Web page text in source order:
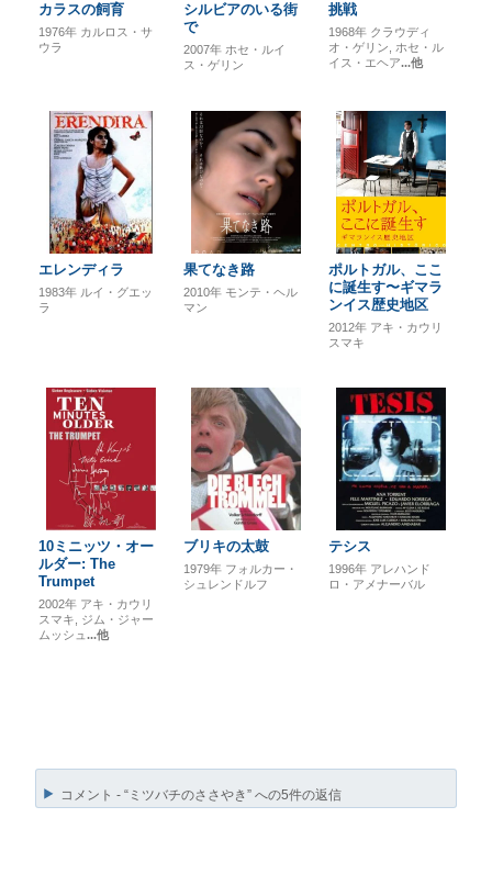
カラスの飼育
1976年 カルロス・サ
ウラ
シルビアのいる街
で
2007年ホセ・ルイ
ス・ゲリン
挑戦
1968年 クラウディ
オ・ゲリン ホセ・ル
イス・エヘア...他
エレンディラ
1983年 ルイ・グエッ
ラ
果てなき路
2010年 モンテ・ヘル
マン
ポルトガル、ここ
に誕生す〜ギマラ
ンイス歴史地区
2012年 アキ・カウリ
スマキ
10ミニッツ・オー
ルダー: The
Trumpet
2002年 アキ・カウリ
スマキ
ジム・ジャー
ムッシュ...他
ブリキの太鼓
1979年 フォルカー・
シュレンドルフ
テシス
1996年 アレハンド
ロ・アメナーバル
コメント - “ミツバチのささやき” への5件の返信